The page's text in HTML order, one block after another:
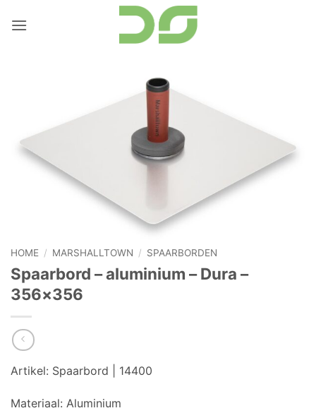
naar
HOME / MARSHALLTOWN / SPAARBORDEN
Spaarbord – aluminium – Dura –
356×356
Artikel: Spaarbord | 14400
Materiaal: Aluminium